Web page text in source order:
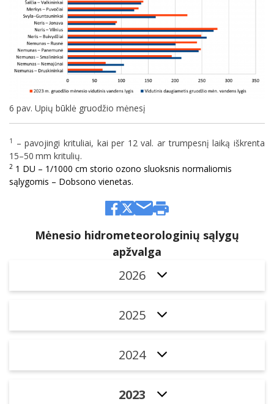
Mėnesio hidrometeorologinių sąlygų
apžvalga
2026
2025
2024
2023
6 pav. Upių būklė gruodžio mėnesį
1 – pavojingi krituliai, kai per 12 val. ar trumpesnį laiką iškrenta
15–50 mm kritulių.
2 1 DU – 1/1000 cm storio ozono sluoksnis normaliomis
sąlygomis – Dobsono vienetas.